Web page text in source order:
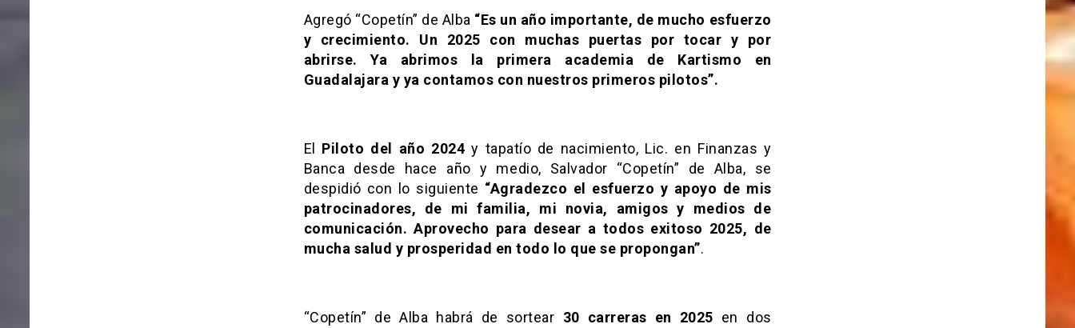
Agregó “Copetín” de Alba “Es un año importante, de mucho esfuerzo
y crecimiento. Un 2025 con muchas puertas por tocar y por
abrirse. Ya abrimos la primera academia de Kartismo en
Guadalajara y ya contamos con nuestros primeros pilotos”.
El Piloto del año 2024 y tapatío de nacimiento, Lic. en Finanzas y
Banca desde hace año y medio, Salvador “Copetín” de Alba, se
despidió con lo siguiente “Agradezco el esfuerzo y apoyo de mis
patrocinadores, de mi familia, mi novia, amigos y medios de
comunicación. Aprovecho para desear a todos exitoso 2025, de
mucha salud y prosperidad en todo lo que se propongan”.
“Copetín” de Alba habrá de sortear 30 carreras en 2025 en dos